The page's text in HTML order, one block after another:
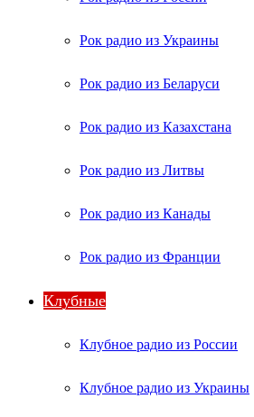
Рок радио из Украины
Рок радио из Беларуси
Рок радио из Казахстана
Рок радио из Литвы
Рок радио из Канады
Рок радио из Франции
Клубные
Клубное радио из России
Клубное радио из Украины